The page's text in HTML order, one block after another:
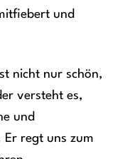
und
nicht nur schön,
versteht es,
und
Er regt uns zum